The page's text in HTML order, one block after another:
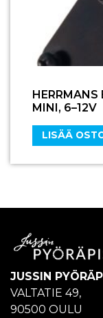
HERRMANS
MINI, 6–12V
LISÄÄ
JUSSIN
VALTATIE 49,
90500 OULU